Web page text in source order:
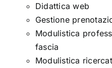
Didattica web
Gestione
Modulistica
fascia
Modulistica